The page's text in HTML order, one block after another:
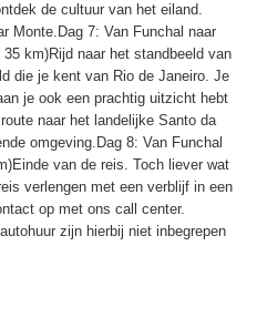
de cultuur van het eiland.
Monte.Dag 7: Van Funchal naar
km)Rijd naar het standbeeld van
die je kent van Rio de Janeiro. Je
je ook een prachtig uitzicht hebt
naar het landelijke Santo da
omgeving.Dag 8: Van Funchal
van de reis. Toch liever wat
verlengen met een verblijf in een
op met ons call center.
zijn hierbij niet inbegrepen